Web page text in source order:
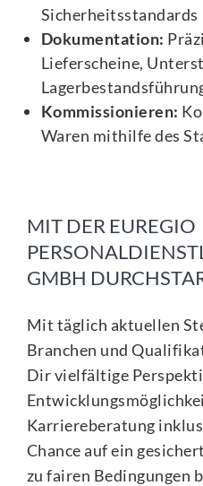
Sicherheitsstandards
Dokumentation:
Lieferscheine,
Kommissionieren:
Waren mithilfe des
MIT DER EUREGIO
GMBH
Mit täglich aktuellen
Branchen und
Dir vielfältige
Karriereberatung
Chance auf ein
zu fairen Bedingungen